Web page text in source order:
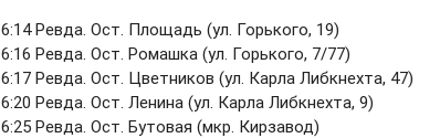
6:14 Ревда. Ост. Площадь (ул. Горького, 19)
6:16 Ревда. Ост. Ромашка (ул. Горького, 7/77)
6:17 Ревда. Ост. Цветников (ул. Карла Либкнехта, 47)
6:20 Ревда. Ост. Ленина (ул. Карла Либкнехта, 9)
6:25 Ревда. Ост. Бутовая (мкр. Кирзавод)